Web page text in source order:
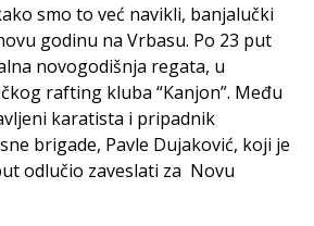
smo to već navikli, banjalučki
godinu na Vrbasu. Po 23 put
novogodišnja regata, u
rafting kluba “Kanjon”. Među
karatista i pripadnik
brigade, Pavle Dujaković, koji je
odlučio zaveslati za Novu